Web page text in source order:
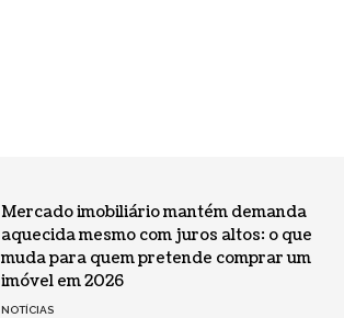
Mercado imobiliário mantém demanda
aquecida mesmo com juros altos: o que
muda para quem pretende comprar um
imóvel em 2026
NOTÍCIAS